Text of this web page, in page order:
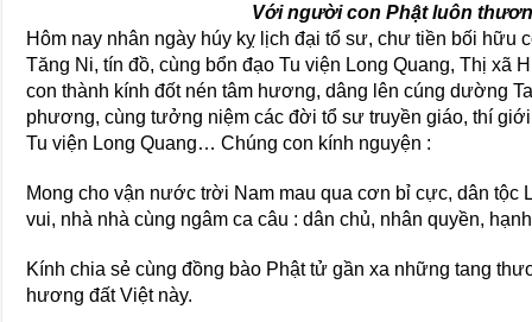
Với người con Phật luôn
Hôm nay nhân ngày húy kỵ lịch đại tổ sư, chư tiền bối hữu
Tăng Ni, tín đồ, cùng bổn đạo Tu viện Long Quang, Thị xã
con thành kính đốt nén tâm hương, dâng lên cúng dường
phương, cùng tưởng niệm các đời tổ sư truyền giáo, thí
Tu viện Long Quang… Chúng con kính nguyện :
Mong cho vận nước trời Nam mau qua cơn bỉ cực, dân
vui, nhà nhà cùng ngâm ca câu : dân chủ, nhân quyền,
Kính chia sẻ cùng đồng bào Phật tử gần xa những tang
hương đất Việt này.